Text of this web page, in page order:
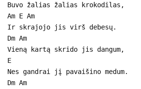
Buvo žalias žalias krokodilas,
Am E Am
Ir skrajojo jis virš debesų.
Dm Am
Vieną kartą skrido jis dangum,
E
Nes gandrai jį pavaišino medum.
Dm Am